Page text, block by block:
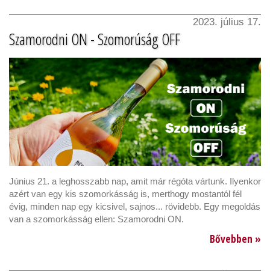
2023. július 17.
Szamorodni ON - Szomorúság OFF
Június 21. a leghosszabb nap, amit már régóta vártunk. Ilyenkor
azért van egy kis szomorkásság is, merthogy mostantól fél
évig, minden nap egy kicsivel, sajnos... rövidebb. Egy megoldás
van a szomorkásság ellen: Szamorodni ON.
Bővebben »